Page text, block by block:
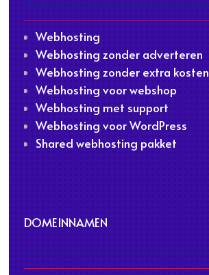
Webhosting
Webhosting zonder adverteren
Webhosting zonder extra kosten
Webhosting voor webshop
Webhosting met support
Webhosting voor WordPress
Shared webhosting pakket
DOMEINNAMEN